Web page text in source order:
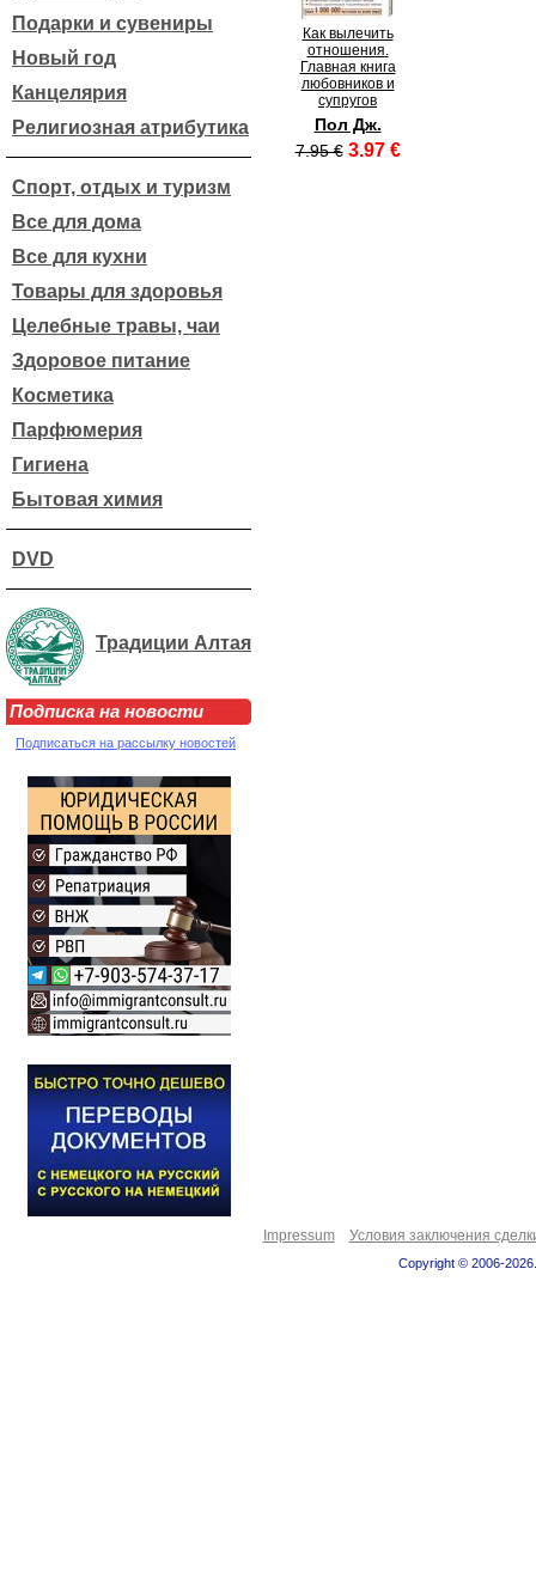
Подарки и сувениры
Новый год
Канцелярия
Религиозная атрибутика
Спорт, отдых и туризм
Все для дома
Все для кухни
Товары для здоровья
Целебные травы, чаи
Здоровое питание
Косметика
Парфюмерия
Гигиена
Бытовая химия
DVD
Традиции Алтая
Подписка на новости
Подписаться на рассылку новостей
Как вылечить
отношения.
Главная книга
любовников и
супругов
Пол Дж.
7.95 € 3.97 €
Impressum Условия заключения
Copyright © 2006-